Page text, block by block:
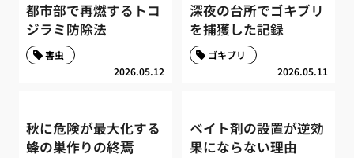
都市部で再燃するトコ
ジラミ防除法
2026.05.12
害虫
深夜の台所でゴキブリ
を捕獲した記録
2026.05.11
ゴキブリ
秋に危険が最大化する
蜂の巣作りの終焉
ベイト剤の設置が逆効
果にならない理由